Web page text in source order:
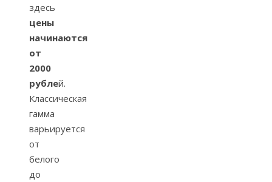
здесь
цены
начинаются
от
2000
рублей.
Классическая
гамма
варьируется
от
белого
до